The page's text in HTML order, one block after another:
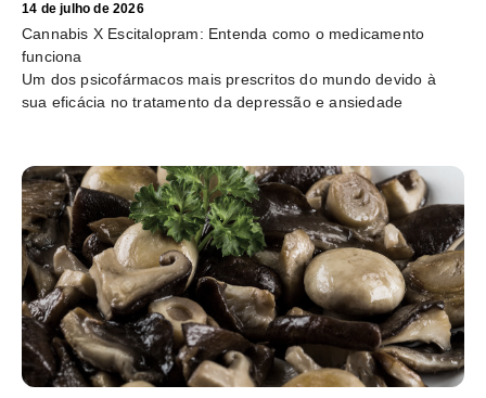
14 de julho de 2026
Cannabis X Escitalopram: Entenda como o medicamento
funciona
Um dos psicofármacos mais prescritos do mundo devido à
sua eficácia no tratamento da depressão e ansiedade